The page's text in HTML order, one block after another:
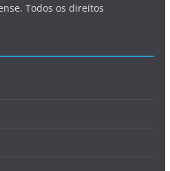
Todos os direitos